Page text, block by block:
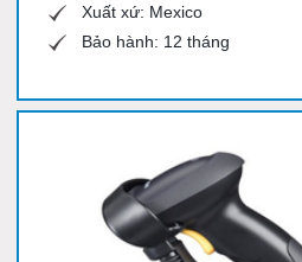
Xuất xứ: Mexico
Bảo hành: 12 tháng